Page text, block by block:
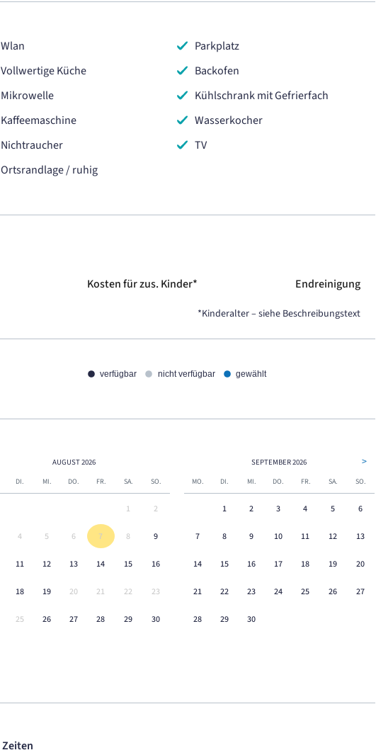
Wlan
Parkplatz
Vollwertige Küche
Backofen
Mikrowelle
Kühlschrank mit Gefrierfach
Kaffeemaschine
Wasserkocher
Nichtraucher
TV
Ortsrandlage / ruhig
Kosten für zus. Kinder* Endreinigung
*Kinderalter – siehe Beschreibungstext
verfügbar nicht verfügbar gewählt
AUGUST2026
DI. MI. DO. FR. SA. SO.
1 2
4 5 6 7 8 9
11 12 13 14 15 16
18 19 20 21 22 23
25 26 27 28 29 30
SEPTEMBER2026 >
MO. DI. MI. DO. FR. SA. SO.
1 2 3 4 5 6
7 8 9 10 11 12 13
14 15 16 17 18 19 20
21 22 23 24 25 26 27
28 29 30
Zeiten